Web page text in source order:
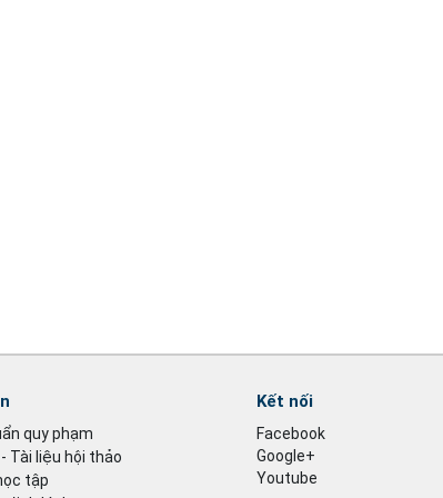
quy phạm
Tài liệu hội thảo
tập
Kết nối
Facebook
Google+
Youtube